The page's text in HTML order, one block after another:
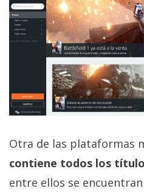
Otra de las plataformas
contiene todos los
entre ellos se